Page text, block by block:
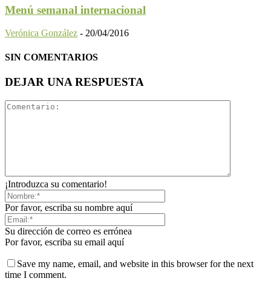
Menú semanal internacional
Verónica González - 20/04/2016
SIN COMENTARIOS
DEJAR UNA RESPUESTA
¡Introduzca su comentario!
Por favor, escriba su nombre aquí
Su dirección de correo es errónea
Por favor, escriba su email aquí
Save my name, email, and website in this browser for the next
time I comment.